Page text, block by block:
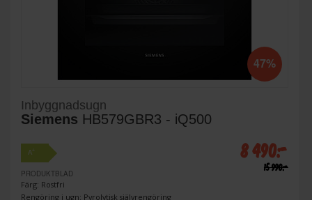
47%
Inbyggnadsugn
Siemens HB579GBR3 - iQ500
A+
PRODUKTBLAD
Färg: Rostfri
Rengöring i ugn: Pyrolytisk självrengöring
8 490:-
15 990:-